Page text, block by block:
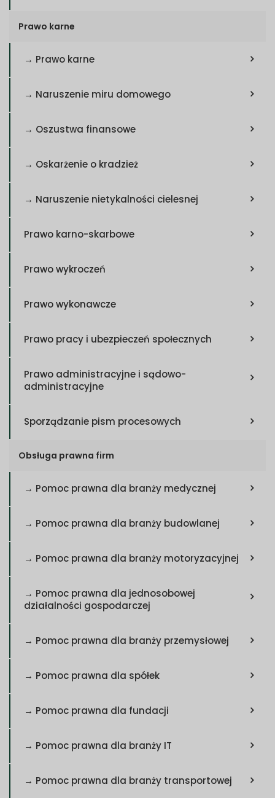
Prawo karne
→ Prawo karne
→ Naruszenie miru domowego
→ Oszustwa finansowe
→ Oskarżenie o kradzież
→ Naruszenie nietykalności cielesnej
Prawo karno-skarbowe
Prawo wykroczeń
Prawo wykonawcze
Prawo pracy i ubezpieczeń społecznych
Prawo administracyjne i sądowo-
administracyjne
Sporządzanie pism procesowych
Obsługa prawna firm
→ Pomoc prawna dla branży medycznej
→ Pomoc prawna dla branży budowlanej
→ Pomoc prawna dla branży motoryzacyjnej
→ Pomoc prawna dla jednosobowej
działalności gospodarczej
→ Pomoc prawna dla branży przemysłowej
→ Pomoc prawna dla spółek
→ Pomoc prawna dla fundacji
→ Pomoc prawna dla branży IT
→ Pomoc prawna dla branży transportowej